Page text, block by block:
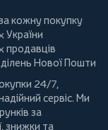
кожну покупку
України
продавців
Нової Пошти
24/7,
сервіс. Ми
за
, знижки та